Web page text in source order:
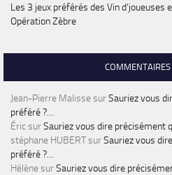
Les 3 jeux préférés des Vin d’joueuses
Opération Zèbre
COMMENTAIRES
Jean-Pierre MalissesurSauriez vous
préféré ?…
ÉricsurSauriez vous dire précisément
stéphane HUBERTsurSauriez vous
préféré ?…
HélènesurSauriez vous dire